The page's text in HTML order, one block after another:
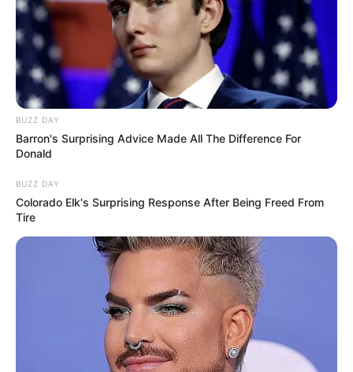
BUZZ DAY
Barron's Surprising Advice Made All The Difference For
Donald
BUZZ DAY
Colorado Elk's Surprising Response After Being Freed From
Tire